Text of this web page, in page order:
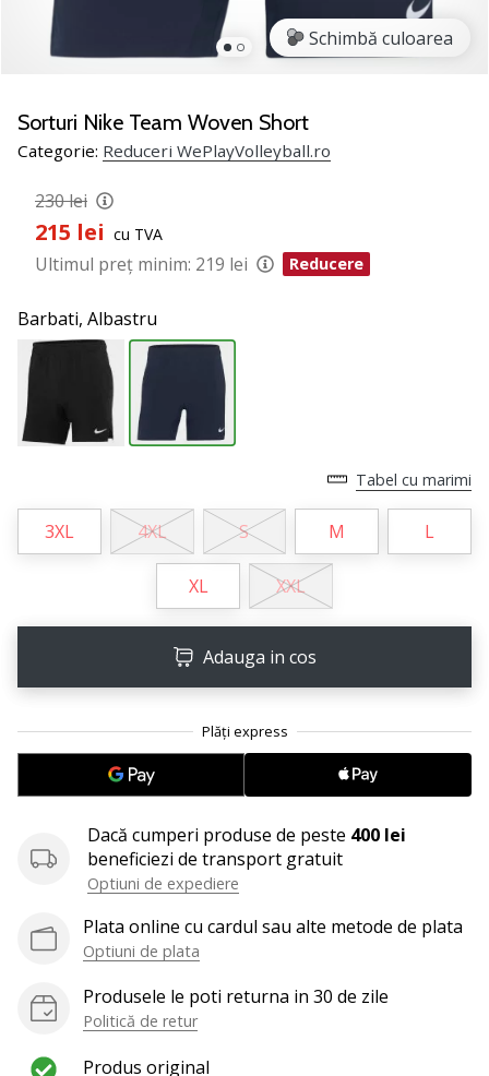
jucătorii
de
Crăciun
jucătorii
de
ne
să
te
ajutăm
să
alegi
Găsesti
pantofi,
2 min. de lectura
brandului
de
volei
un
fan
voleiului
ca
și
Schimbă culoarea
Sorturi Nike Team Woven Short
Categorie: Reduceri WePlayVolleyball.ro
230 lei
215 lei cu TVA
Ultimul preț minim: 219 lei Reducere
Barbati, Albastru
Tabel cu marimi
3XL 4XL S M L
XL XXL
Adauga in cos
Dacă cumperi produse de peste 400 lei
beneficiezi de transport gratuit
Optiuni de expediere
Plata online cu cardul sau alte metode de plata
Optiuni de plata
Produsele le poti returna in 30 de zile
Politică de retur
Produs original